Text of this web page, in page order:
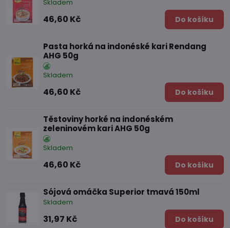
Skladem
46,60 Kč Do košíku
Pasta horká na indonéské kari Rendang
AHG 50g
Skladem
46,60 Kč Do košíku
Těstoviny horké na indonéském
zeleninovém kari AHG 50g
Skladem
46,60 Kč Do košíku
Sójová omáčka Superior tmavá 150ml
Skladem
31,97 Kč Do košíku